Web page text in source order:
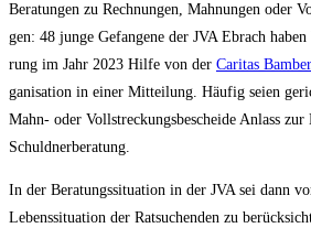
Bera­tun­gen zu Rech­nun­gen, Mah­nun­gen oder
gen: 48 jun­ge Gefan­ge­ne der JVA Ebrach
rung im Jahr 2023 Hil­fe von der Cari­tas
ga­ni­sa­ti­on in einer Mit­tei­lung. Häu­fig sei­en
Mahn- oder Voll­stre­ckungs­be­schei­de Anlass
Schuldnerberatung.
In der Bera­tungs­si­tua­ti­on in der JVA sei dann
Lebens­si­tua­ti­on der Rat­su­chen­den zu